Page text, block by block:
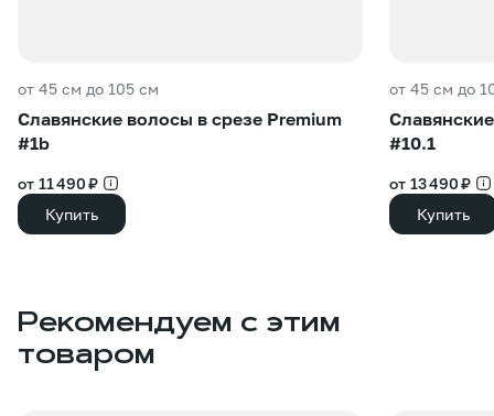
от 45 см до 105 см
Славянские волосы в срезе Premium
#1b
от 11 490 ₽
Купить
от 45 см до
#10.1
от 13 490 ₽
Купить
Рекомендуем с этим
товаром